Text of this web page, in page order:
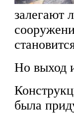
залегают
Но выход
была